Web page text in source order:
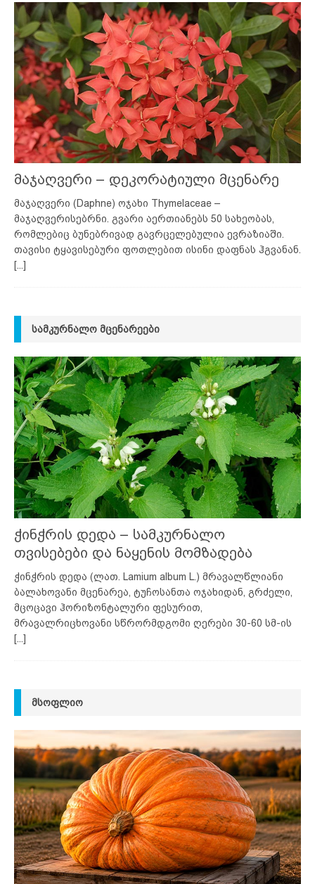
მაჯაღვერი – დეკორატიული მცენარე
მაჯაღვერი (Daphne) ოჯახი Thymelaceae –
მაჯაღვერისებრნი. გვარი აერთიანებს 50 სახეობას,
რომლებიც ბუნებრივად გავრცელებულია ევრაზიაში.
თავისი ტყავისებური ფოთლებით ისინი დაფნას ჰგვანან.
[...]
ᲡᲐᲛᲙᲣᲠᲜᲐᲚᲝ ᲛᲪᲔᲜᲐᲠᲔᲔᲑᲘ
ჭინჭრის დედა – სამკურნალო
თვისებები და ნაყენის მომზადება
ჭინჭრის დედა (ლათ. Lamium album L.) მრავალწლიანი
ბალახოვანი მცენარეა, ტუჩოსანთა ოჯახიდან, გრძელი,
მცოცავი ჰორიზონტალური ფესურით,
მრავალრიცხოვანი სწრორმდგომი ღერები 30-60 სმ-ის
[...]
ᲛᲡᲝᲤᲚᲘᲝ